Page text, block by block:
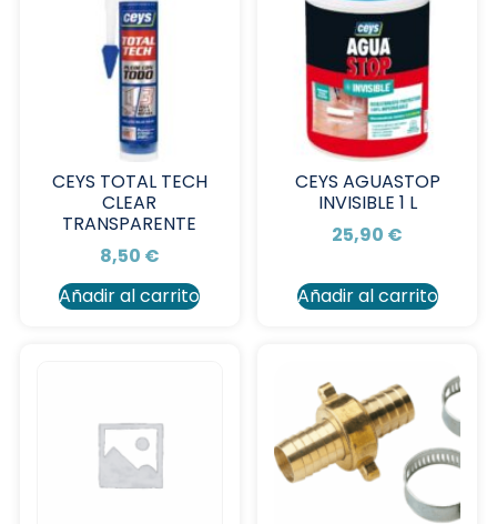
CEYS TOTAL TECH
CLEAR
TRANSPARENTE
8,50 €
Añadir al carrito
CEYS AGUASTOP
INVISIBLE 1 L
25,90 €
Añadir al carrito